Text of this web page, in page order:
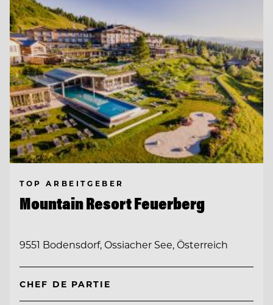
TOP ARBEITGEBER
Mountain Resort Feuerberg
9551 Bodensdorf, Ossiacher See, Österreich
CHEF DE PARTIE